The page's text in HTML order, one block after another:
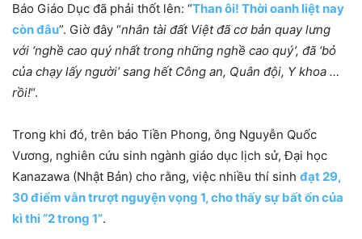
Báo Giáo Dục đã phải thốt lên: “Than ôi! Thời oanh liệt nay
còn đâu”. Giờ đây “nhân tài đất Việt đã cơ bản quay lưng
với ‘nghề cao quý nhất trong những nghề cao quý’, đã ‘bỏ
của chạy lấy người’ sang hết Công an, Quân đội, Y khoa …
rồi!“.
Trong khi đó, trên báo Tiền Phong, ông Nguyễn Quốc
Vương, nghiên cứu sinh ngành giáo dục lịch sử, Đại học
Kanazawa (Nhật Bản) cho rằng, việc nhiều thí sinh đạt 29,
30 điểm vẫn trượt nguyện vọng 1, cho thấy sự bất ổn của
kì thi “2 trong 1”.